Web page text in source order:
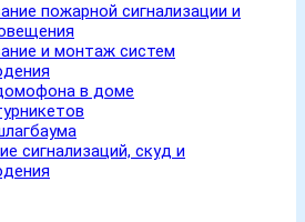
пожарной сигнализации и
и монтаж систем
в доме
сигнализаций, скуд и